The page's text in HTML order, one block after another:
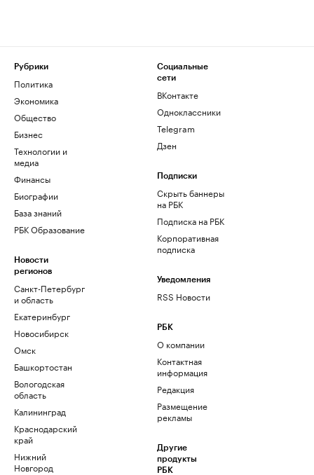
Рубрики
Политика
Экономика
Общество
Бизнес
Технологии и
медиа
Финансы
Биографии
База знаний
РБК Образование
Новости
регионов
Санкт-Петербург
и область
Екатеринбург
Новосибирск
Омск
Башкортостан
Вологодская
область
Калининград
Краснодарский
край
Нижний
Новгород
Социальные
сети
ВКонтакте
Одноклассники
Telegram
Дзен
Подписки
Скрыть баннеры
на РБК
Подписка на РБК
Корпоративная
подписка
Уведомления
RSS Новости
РБК
О компании
Контактная
информация
Редакция
Размещение
рекламы
Другие
продукты
РБК